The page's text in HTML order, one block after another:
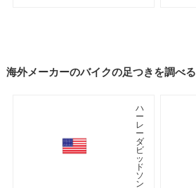
海外メーカーのバイクの足つきを調べる
ハ
ー
レ
ー
ダ
ビ
ッ
ド
ソ
ン